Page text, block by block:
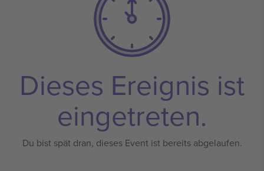
Dieses Ereignis ist
eingetreten.
Du bist spät dran, dieses Event ist bereits abgelaufen.